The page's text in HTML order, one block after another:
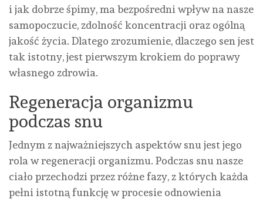
i jak dobrze śpimy, ma bezpośredni wpływ na nasze
samopoczucie, zdolność koncentracji oraz ogólną
jakość życia. Dlatego zrozumienie, dlaczego sen jest
tak istotny, jest pierwszym krokiem do poprawy
własnego zdrowia.
Regeneracja organizmu
podczas snu
Jednym z najważniejszych aspektów snu jest jego
rola w regeneracji organizmu. Podczas snu nasze
ciało przechodzi przez różne fazy, z których każda
pełni istotną funkcję w procesie odnowienia